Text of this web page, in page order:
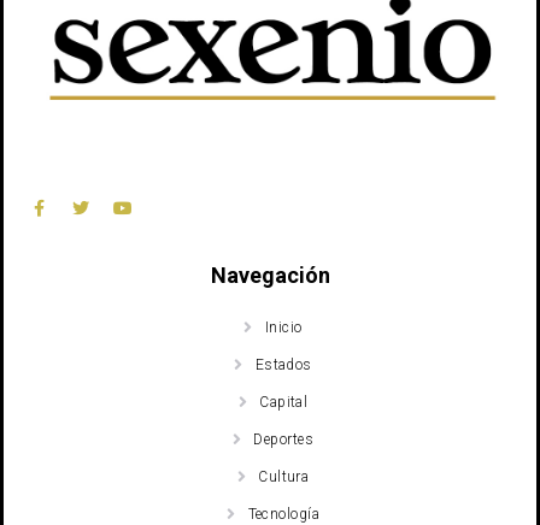
Navegación
Inicio
Estados
Capital
Deportes
Cultura
Tecnología